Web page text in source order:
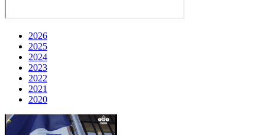
2026
2025
2024
2023
2022
2021
2020